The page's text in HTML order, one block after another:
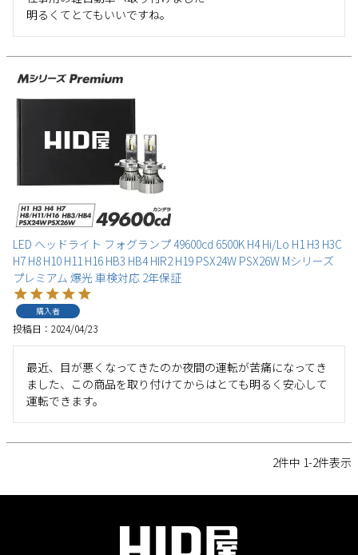
明るくてとてもいいですね。
LED ヘッドライト フォグランプ 49600cd 6500K H4 Hi/Lo H1 H3 H3C
H7 H8 H10 H11 H16 HB3 HB4 HIR2 H19 PSX24W PSX26W Mシリーズ
プレミアム 爆光 車検対応 2年保証
購入者
投稿日 2024/04/23
最近、目が悪くなってきたのか夜間の運転が苦痛になってき
ました、この商品を取り付けてからはとても明るく安心して
運転できます。
2件中 1-2件表示